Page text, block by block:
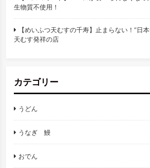
生物質不使用！
【めいふつ天むすの千寿】止まらない！”日
天むす発祥の店
カテゴリー
うどん
うなぎ 鰻
おでん